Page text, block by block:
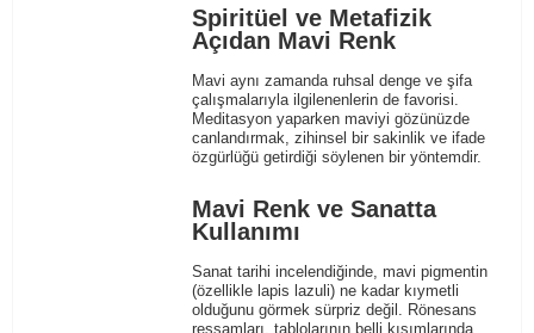
Spiritüel ve Metafizik
Açıdan Mavi Renk
Mavi aynı zamanda ruhsal denge ve şifa
çalışmalarıyla ilgilenenlerin de favorisi.
Meditasyon yaparken maviyi gözünüzde
canlandırmak, zihinsel bir sakinlik ve ifade
özgürlüğü getirdiği söylenen bir yöntemdir.
Mavi Renk ve Sanatta
Kullanımı
Sanat tarihi incelendiğinde, mavi pigmentin
(özellikle lapis lazuli) ne kadar kıymetli
olduğunu görmek sürpriz değil. Rönesans
ressamları, tablolarının belli kısımlarında